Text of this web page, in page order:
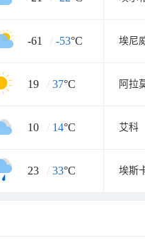
-61 / -53°C 埃尼
19 / 37°C 阿拉
10 / 14°C 艾科
23 / 33°C 埃斯